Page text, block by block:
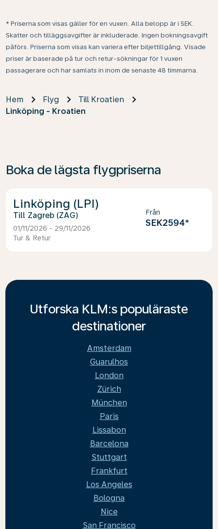
* Priserna som visas gäller för en vuxen. Alla belopp är i SEK.
Skatter och tilläggsavgifter är inkluderade. Ingen bokningsavgift
påförs. Priserna som visas kan variera efter biljettillgång. Visade
priser är baserade på tur och retur-sökningar för 1 vuxen
passagerare och har samlats in inom de senaste 48 timmarna.
Hem Flyg
Till Kroatien
Linköping - Kroatien
Boka de lägsta flygpriserna
Linköping (LPI)
Zagreb (ZAG)
01/11/2026 - 29/11/2026
Tur & Retur
Från
SEK2594*
Utforska KLM:s populäraste
destinationer
Amsterdam
Guarulhos
London
Zürich
München
Paris
Lissabon
Barcelona
Stuttgart
Frankfurt
Los Angeles
Bologna
Nice
San Francisco